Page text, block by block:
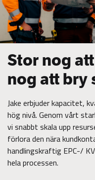
Stor nog
nog att bry
Jake erbjuder kapacitet,
hög nivå. Genom vårt
vi snabbt skala upp
förlora den nära
handlingskraftig EPC-/
hela processen.